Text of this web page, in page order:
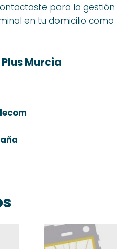
para la
en tu domicilio
Murcia